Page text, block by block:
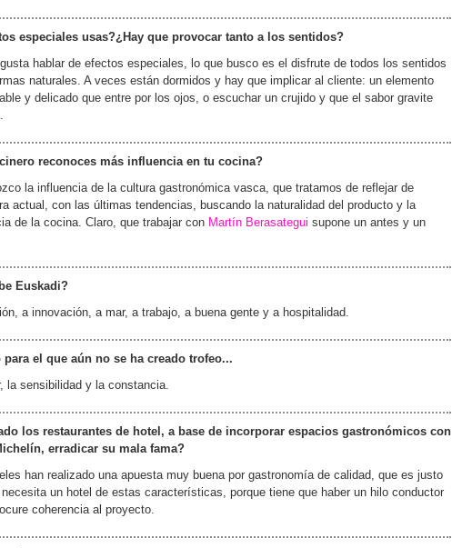
especiales usas?¿Hay que provocar tanto a los sentidos?
hablar de efectos especiales, lo que busco es el disfrute de todos los sentidos
naturales. A veces están dormidos y hay que implicar al cliente: un elemento
y delicado que entre por los ojos, o escuchar un crujido y que el sabor gravite
reconoces más influencia en tu cocina?
la influencia de la cultura gastronómica vasca, que tratamos de reflejar de
actual, con las últimas tendencias, buscando la naturalidad del producto y la
de la cocina. Claro, que trabajar con Martín Berasategui supone un antes y un
Euskadi?
a innovación, a mar, a trabajo, a buena gente y a hospitalidad.
para el que aún no se ha creado trofeo...
la sensibilidad y la constancia.
los restaurantes de hotel, a base de incorporar espacios gastronómicos con
erradicar su mala fama?
han realizado una apuesta muy buena por gastronomía de calidad, que es justo
necesita un hotel de estas características, porque tiene que haber un hilo conductor
coherencia al proyecto.